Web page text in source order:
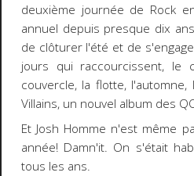
deuxième journée de Rock
annuel depuis presque dix
de clôturer l'été et de
jours qui raccourcissent,
couvercle, la flotte,
Villains, un nouvel album des
Et Josh Homme n'est même
année! Damn'it. On s'était
tous les ans.